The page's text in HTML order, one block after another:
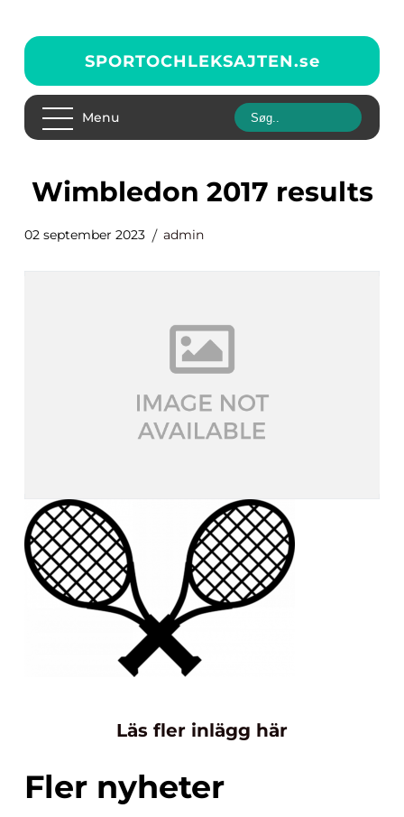
SPORTOCHLEKSAJTEN.se
Menu
wimbledon 2017 results
02 september 2023 admin
Läs fler inlägg här
Fler nyheter